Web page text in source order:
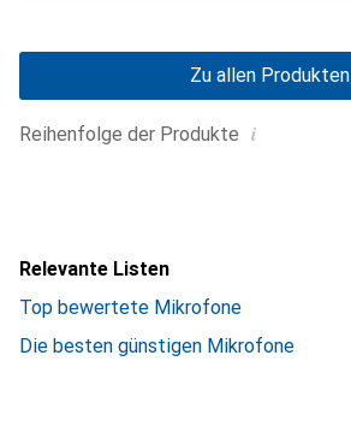
Reihenfolge der Produkte i
Zu allen Produkten
Relevante Listen
Top bewertete Mikrofone
Die besten günstigen Mikrofone